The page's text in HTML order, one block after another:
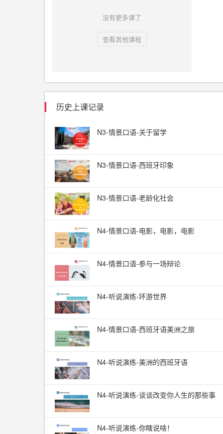
没有更多课了
查看其他课程
历史上课记录
N3-情景口语-关于留学
N3-情景口语-西班牙印象
N3-情景口语-老龄化社会
N4-情景口语-电影，电影，电影
N4-情景口语-参与一场辩论
N4-听说演练-环游世界
N4-情景口语-西班牙语美洲之旅
N4-听说演练-美洲的西班牙语
N4-听说演练-谈谈改变你人生的那些事
N4-听说演练-你瞎说啥！